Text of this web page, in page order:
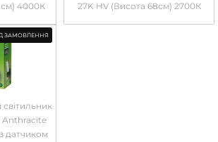
см) 4000К
27K HV (Висота 68см) 2700К
ЗАМОВЛЕННЯ
Anthracite
датчиком